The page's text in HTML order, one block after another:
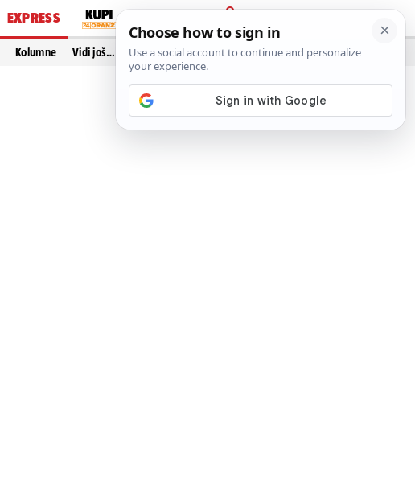
EXPRESS
PRIJAVA
Kolumne Vidi još…